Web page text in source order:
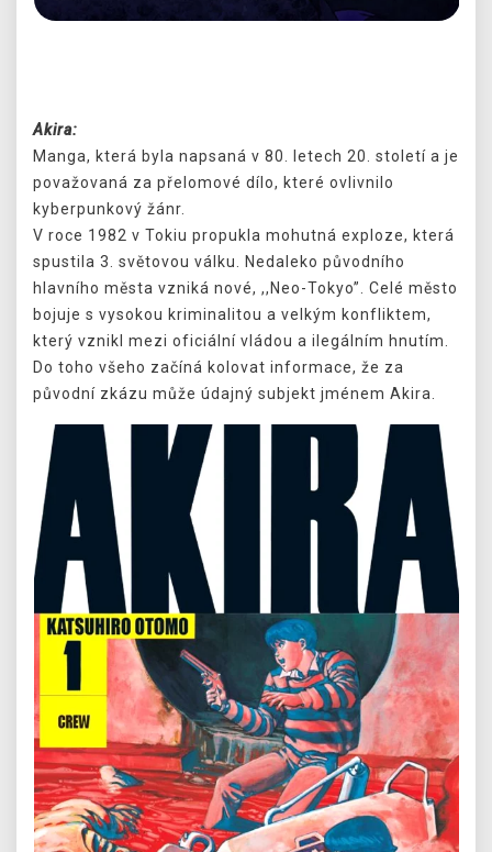
Akira:
Manga, která byla napsaná v 80. letech 20. století a je
považovaná za přelomové dílo, které ovlivnilo
kyberpunkový žánr.
V roce 1982 v Tokiu propukla mohutná exploze, která
spustila 3. světovou válku. Nedaleko původního
hlavního města vzniká nové, ,,Neo-Tokyo”. Celé město
bojuje s vysokou kriminalitou a velkým konfliktem,
který vznikl mezi oficiální vládou a ilegálním hnutím.
Do toho všeho začíná kolovat informace, že za
původní zkázu může údajný subjekt jménem Akira.